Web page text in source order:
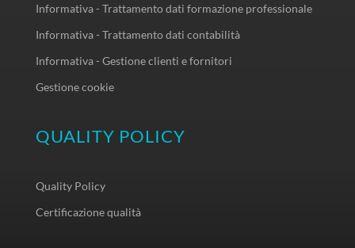
Informativa - Trattamento dati formazione professionale
Informativa - Trattamento dati contabilità
Informativa - Gestione clienti e fornitori
Gestione cookie
QUALITY POLICY
Quality Policy
Certificazione qualità